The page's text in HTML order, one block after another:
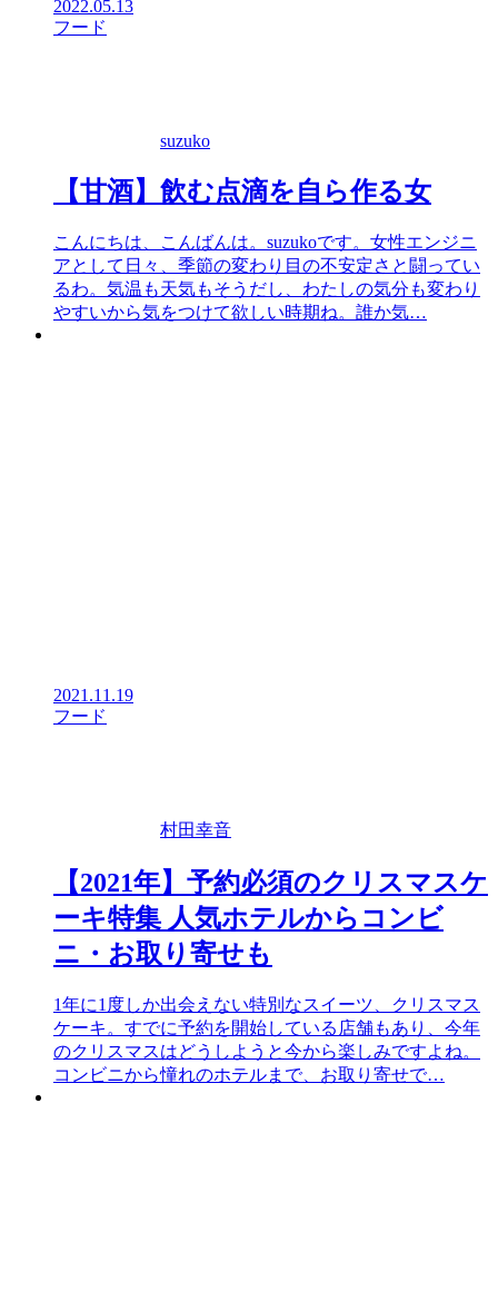
2022.05.13
フード
suzuko
【甘酒】飲む点滴を自ら作る女
こんにちは、こんばんは。suzukoです。女性エンジニ
アとして日々、季節の変わり目の不安定さと闘ってい
るわ。気温も天気もそうだし、わたしの気分も変わり
やすいから気をつけて欲しい時期ね。誰か気…
2021.11.19
フード
村田幸音
【2021年】予約必須のクリスマスケ
ーキ特集 人気ホテルからコンビ
ニ・お取り寄せも
1年に1度しか出会えない特別なスイーツ、クリスマス
ケーキ。すでに予約を開始している店舗もあり、今年
のクリスマスはどうしようと今から楽しみですよね。
コンビニから憧れのホテルまで、お取り寄せで…